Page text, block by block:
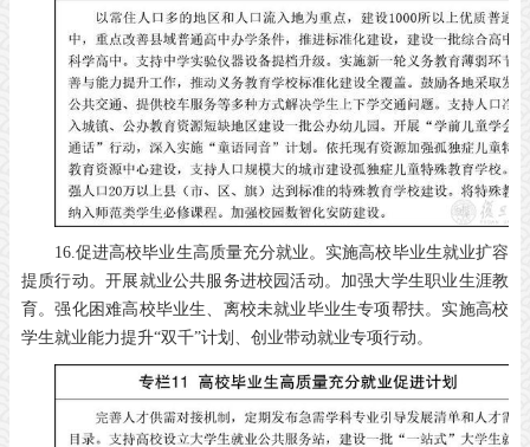
16.促进高校毕业生高质量充分就业。实施高校毕业生就业扩容
提质行动。开展就业公共服务进校园活动。加强大学生职业生涯教
育。强化困难高校毕业生、离校未就业毕业生专项帮扶。实施高校
学生就业能力提升“双千”计划、创业带动就业专项行动。